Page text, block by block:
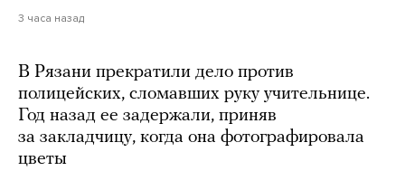
3 часа назад
В Рязани прекратили дело против
полицейских, сломавших руку учительнице.
Год назад ее задержали, приняв
за закладчицу, когда она фотографировала
цветы